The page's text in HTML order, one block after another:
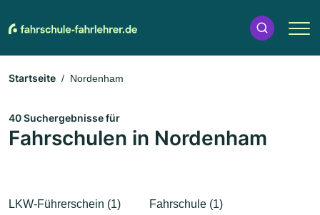
Startseite Nordenham
40 Suchergebnisse für
Fahrschulen in Nordenham
LKW-Führerschein (1) Fahrschule (1)